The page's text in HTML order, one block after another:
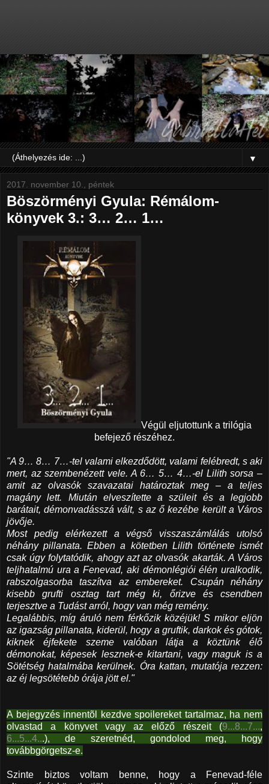
▼
2017. november 10., péntek
Böszörményi Gyula: Rémálom-
könyvek 3.: 3… 2… 1…
Végül eljutottunk a trilógia
befejező részéhez.
"A ​9… 8… 7…-tel valami elkezdődött, valami felébredt, s aki
mert, az szembenézett vele. A 6… 5… 4…-el Lilith sorsa –
amit az olvasók szavazatai határoztak meg – a teljes
magány lett. Miután elveszítette a szüleit és a legjobb
barátait, démonvadásszá vált, s az ő kezébe került a Város
jövője.
Most pedig elérkezett a végső visszaszámlálás utolsó
néhány pillanata. Ebben a kötetben Lilith története ismét
csak úgy folytatódik, ahogy azt az olvasók akarták. A Város
teljhatalmú ura a Fenevad, aki démonlégiói élén uralkodik,
rabszolgasorba taszítva az embereket. Csupán néhány
kisebb grufti osztag tart még ki, őrizve és csendben
terjesztve a Tudást arról, hogy van még remény.
Legalábbis, míg áruló nem férkőzik közéjük! S mikor eljön
az igazság pillanata, kiderül, hogy a gruftik, darkok és gótok,
kiknek éjfekete szeme valóban látja a köztünk élő
démonokat, képesek lesznek-e kitartani, vagy maguk is a
Sötétség hatalmába kerülnek. Óra kattan, mutatója rezzen:
az éj legsötétebb órája jött el."
A bejegyzés innentõl kezdve spoilereket tartalmaz, ha nem
olvastad a könyvet vagy az előző részeit (9...8...7...,
6...5...4...), de szeretnéd, gondolod meg, hogy
továbbgörgetsz-e.
Szinte biztos voltam benne, hogy a Fenevad-féle